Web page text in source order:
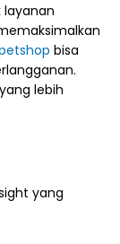
layanan
bisa
lebih
yang